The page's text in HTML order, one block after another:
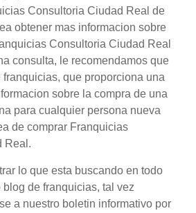
Consultoria Ciudad Real de
obtener mas informacion sobre
Consultoria Ciudad Real
consulta, le recomendamos que
franquicias, que proporciona una
sobre la compra de una
para cualquier persona nueva
de comprar Franquicias
Real.
lo que esta buscando en todo
blog de franquicias, tal vez
a nuestro boletin informativo por